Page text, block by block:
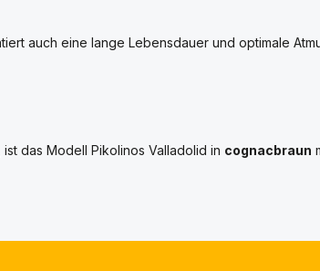
auch eine lange Lebensdauer und optimale
ist das Modell Pikolinos Valladolid in cognacbraun